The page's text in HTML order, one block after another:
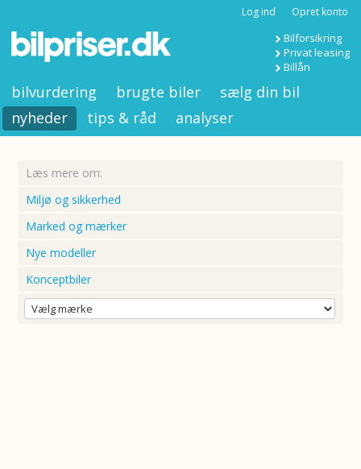
Log ind Opret konto
Bilforsikring
Privat leasing
Billån
bilvurdering brugte biler
sælg din bil
nyheder
tips & råd analyser
Læs mere om:
Miljø og sikkerhed
Marked og mærker
Nye modeller
Konceptbiler